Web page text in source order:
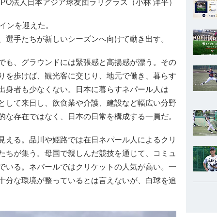
法人日本アジア球友団ラリグラス（小林 洋平）
を迎えた。
手たちが新しいシーズンへ向けて動き出す。
、グラウンドには緊張感と高揚感が漂う。その
を歩けば、観光客に交じり、地元で働き、暮らす
身者も少なくない。日本に暮らすネパール人は
して来日し、飲食業や介護、建設など幅広い分野
存在ではなく、日本の日常を構成する一員だ。
る。品川や姫路では在日ネパール人によるクリ
ちが集う。母国で親しんだ競技を通じて、コミュ
いる。ネパールではクリケットの人気が高い。一
分な環境が整っているとは言えないが、白球を追